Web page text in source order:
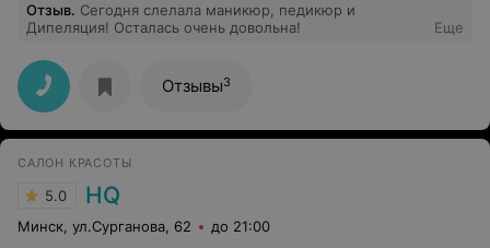
Отзыв. Сегодня слелала маникюр, педикюр и
Дипеляция! Осталась очень довольна!
Еще
Отзывы3
САЛОН КРАСОТЫ
5.0 HQ
Минск, ул.Сурганова, 62 до 21:00